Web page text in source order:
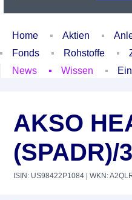
Home Aktien
Fonds
Rohstoffe
News
Wissen
AKSO
(SPADR)/3
ISIN: US98422P1084 | WKN: